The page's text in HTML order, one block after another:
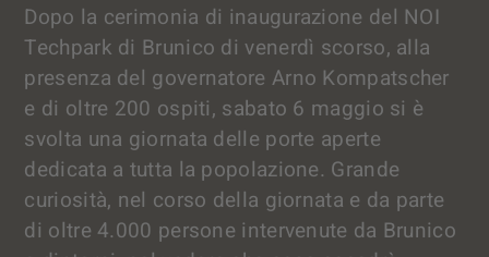
Dopo la cerimonia di inaugurazione del NOI
Techpark di Brunico di venerdì scorso, alla
presenza del governatore Arno Kompatscher
e di oltre 200 ospiti, sabato 6 maggio si è
svolta una giornata delle porte aperte
dedicata a tutta la popolazione. Grande
curiosità, nel corso della giornata e da parte
di oltre 4.000 persone intervenute da Brunico